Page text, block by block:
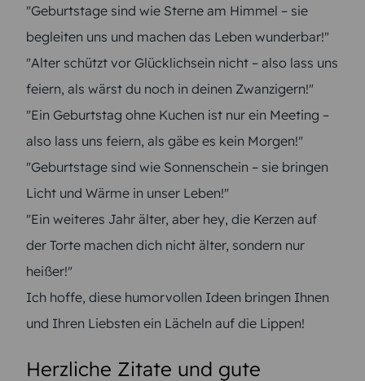
"Geburtstage sind wie Sterne am Himmel – sie
begleiten uns und machen das Leben wunderbar!"
"Alter schützt vor Glücklichsein nicht – also lass uns
feiern, als wärst du noch in deinen Zwanzigern!"
"Ein Geburtstag ohne Kuchen ist nur ein Meeting –
also lass uns feiern, als gäbe es kein Morgen!"
"Geburtstage sind wie Sonnenschein – sie bringen
Licht und Wärme in unser Leben!"
"Ein weiteres Jahr älter, aber hey, die Kerzen auf
der Torte machen dich nicht älter, sondern nur
heißer!"
Ich hoffe, diese humorvollen Ideen bringen Ihnen
und Ihren Liebsten ein Lächeln auf die Lippen!
Herzliche Zitate und gute